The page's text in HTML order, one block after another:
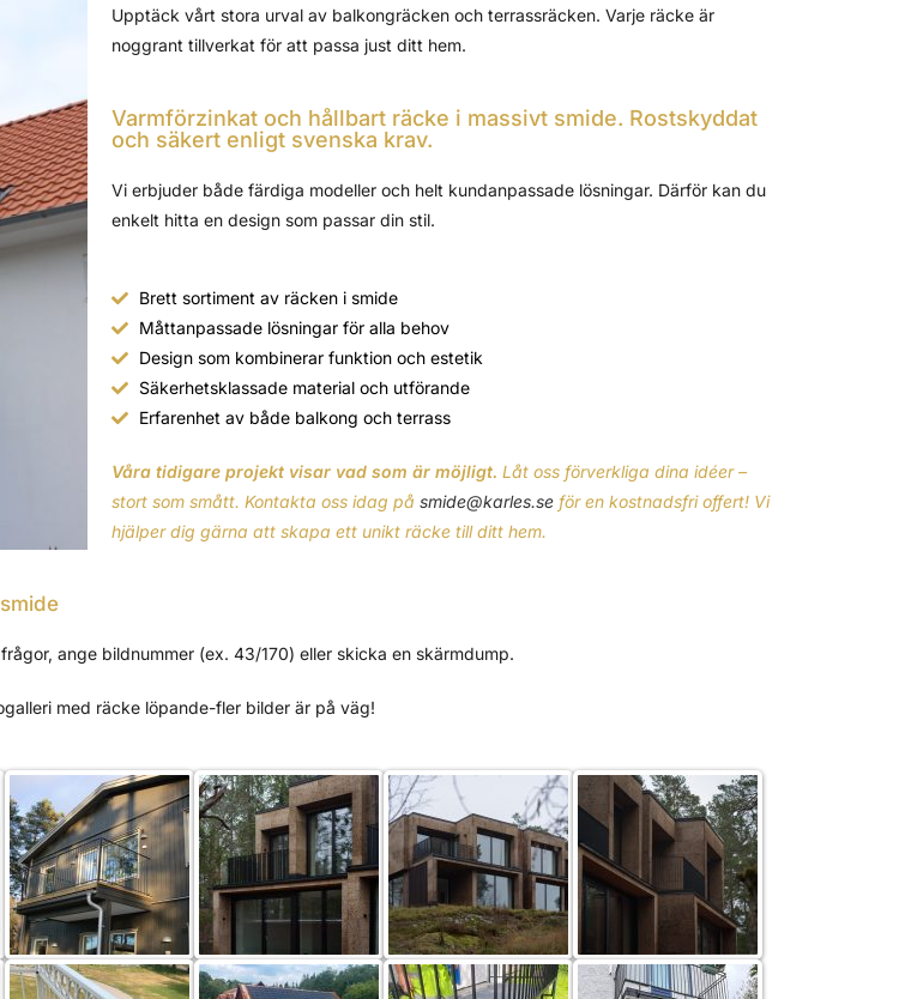
Upptäck vårt stora urval av balkongräcken och terrassräcken. Varje räcke är
noggrant tillverkat för att passa just ditt hem.
Varmförzinkat och hållbart räcke i massivt smide. Rostskyddat
och säkert enligt svenska krav.
Vi erbjuder både färdiga modeller och helt kundanpassade lösningar. Därför kan du
enkelt hitta en design som passar din stil.
Brett sortiment av räcken i smide
Måttanpassade lösningar för alla behov
Design som kombinerar funktion och estetik
Säkerhetsklassade material och utförande
Erfarenhet av både balkong och terrass
Våra tidigare projekt visar vad som är möjligt. Låt oss förverkliga dina idéer –
stort som smått. Kontakta oss idag på smide@karles.se för en kostnadsfri offert! Vi
hjälper dig gärna att skapa ett unikt räcke till ditt hem.
ange bildnummer (ex. 43/170) eller skicka en skärmdump.
med räcke löpande-fler bilder är på väg!